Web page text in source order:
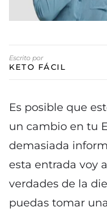
Escrito por
KETO FÁCIL
Es posible que
un cambio en tu
demasiada
esta entrada voy
verdades de la
puedas tomar